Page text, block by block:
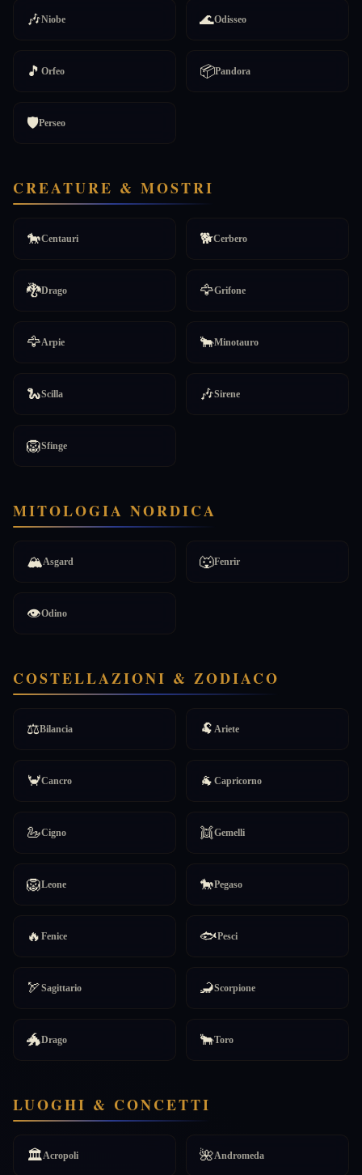
🎶Niobe 🌊Odisseo
🎵 Orfeo 📦Pandora
🛡️Perseo
CREATURE & MOSTRI
🐎Centauri 🐕Cerbero
🐉Drago 🦅Grifone
🦅Arpie 🐂Minotauro
🐍Scilla 🎶Sirene
🦁Sfinge
MITOLOGIA NORDICA
🏔️Asgard 🐺Fenrir
👁️Odino
COSTELLAZIONI & ZODIACO
⚖️Bilancia 🐏 Ariete
🦀Cancro 🐐 Capricorno
🦢Cigno 👯Gemelli
🦁Leone 🐎Pegaso
🔥 Fenice 🐟Pesci
🏹Sagittario 🦂Scorpione
🐲Drago 🐂Toro
LUOGHI & CONCETTI
🏛️Acropoli 🌺Andromeda